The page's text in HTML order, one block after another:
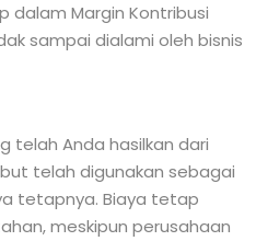
Margin Kontribusi
sampai dialami oleh bisnis
telah Anda hasilkan dari
telah digunakan sebagai
tetapnya. Biaya tetap
meskipun perusahaan